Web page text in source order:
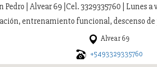
Pedro | Alvear 69 |Cel. 3329335760 | Lunes a
entrenamiento funcional, descenso de
Alvear 69
+5493329335760